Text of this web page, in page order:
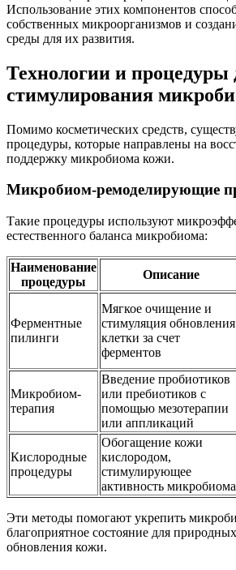
Использование этих компонентов
собственных микроорганизмов и
среды для их развития.
Технологии и процедуры
стимулирования
Помимо косметических средств,
процедуры, которые направлены на
поддержку микробиома кожи.
Микробиом-ремоделирующие
Такие процедуры используют
естественного баланса микробиома:
Наименование
процедуры
Описание
Ферментные
пилинги
Мягкое очищение и
стимуляция обновления
клетки за счет
ферментов
Микробиом-
терапия
Введение пробиотиков
или пребиотиков с
помощью мезотерапии
или аппликаций
Кислородные
процедуры
Обогащение кожи
кислородом,
стимулирующее
активность микробиома
Эти методы помогают укрепить
благоприятное состояние для
обновления кожи.